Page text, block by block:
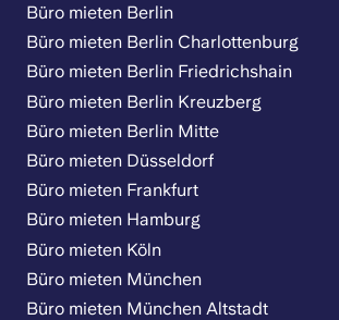
Büro mieten Berlin
Büro mieten Berlin Charlottenburg
Büro mieten Berlin Friedrichshain
Büro mieten Berlin Kreuzberg
Büro mieten Berlin Mitte
Büro mieten Düsseldorf
Büro mieten Frankfurt
Büro mieten Hamburg
Büro mieten Köln
Büro mieten München
Büro mieten München Altstadt